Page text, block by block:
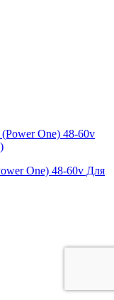
One) 48-60v Для